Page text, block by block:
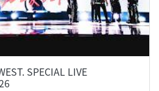
SPECIAL LIVE